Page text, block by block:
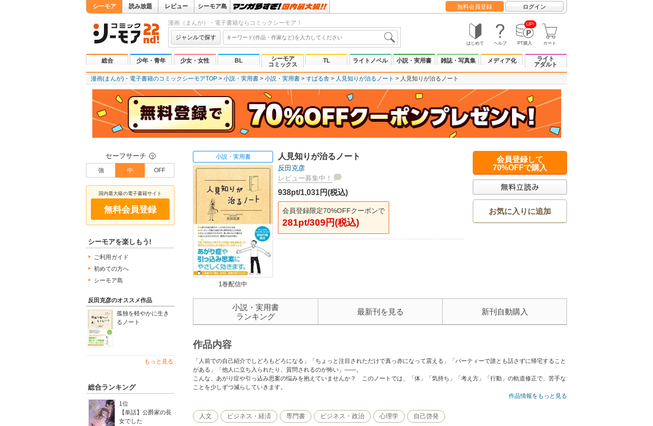
シーモア 読み放題 レビュー シーモア島 無料会員登録 ログイン
漫画（まんが）・電子書籍ならコミックシーモア！
ジャンルで探す
はじめて ヘルプ
UP!
PT購入 カート
総合 少年・青年 少女・女性 BL
シーモア
コミックス
TL ライトノベル 小説・実用書 雑誌・写真集 メディア化
ライト
アダルト
漫画(まんが)・電子書籍のコミックシーモアTOP 小説・実用書 小説・実用書 すばる舎 人見知りが治るノート 人見知りが治るノート
セーフサーチ ？
強 中 OFF
国内最大級の電子書籍サイト
無料会員登録
シーモアを楽しもう!
ご利用ガイド
初めての方へ
シーモア島
反田克彦のオススメ作品
孤独を軽やかに生き
るノート
もっと見る
総合ランキング
1位
【単話】公爵家の長
女でした
小説・実用書
1巻配信中
人見知りが治るノート
反田克彦
レビュー募集中！
938pt/1,031円(税込)
会員登録限定70%OFFクーポンで
281pt/309円(税込)
会員登録して
70%OFFで購入
お気に入りに追加
小説・実用書
ランキング
最新刊を見る 新刊自動購入
作品内容
「人前での自己紹介でしどろもどろになる」「ちょっと注目されただけで真っ赤になって震える」「パーティーで誰とも話さずに帰宅すること
がある」「他人に立ち入られたり、質問されるのが怖い」――。
こんな、あがり症や引っ込み思案の悩みを抱えていませんか？ このノートでは、「体」「気持ち」「考え方」「行動」の軌道修正で、苦手な
ことを少しずつ減らしていきます。
作品情報をもっと見る
人文 ビジネス・経済 専門書 ビジネス・政治 心理学 自己啓発